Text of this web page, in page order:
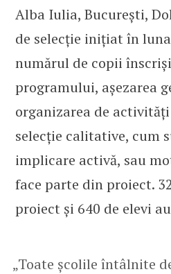
Alba Iulia, București,
de selecție inițiat în
numărul de copii
programului, așezarea
organizarea de
selecție calitative, cum
implicare activă, sau
face parte din proiect.
proiect și 640 de elevi
„Toate școlile întâlnite